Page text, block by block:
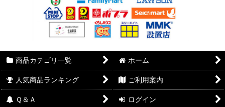
商品カテゴリ一覧 ホーム
人気商品ランキング ご利用案内
Ｑ＆Ａ ログイン